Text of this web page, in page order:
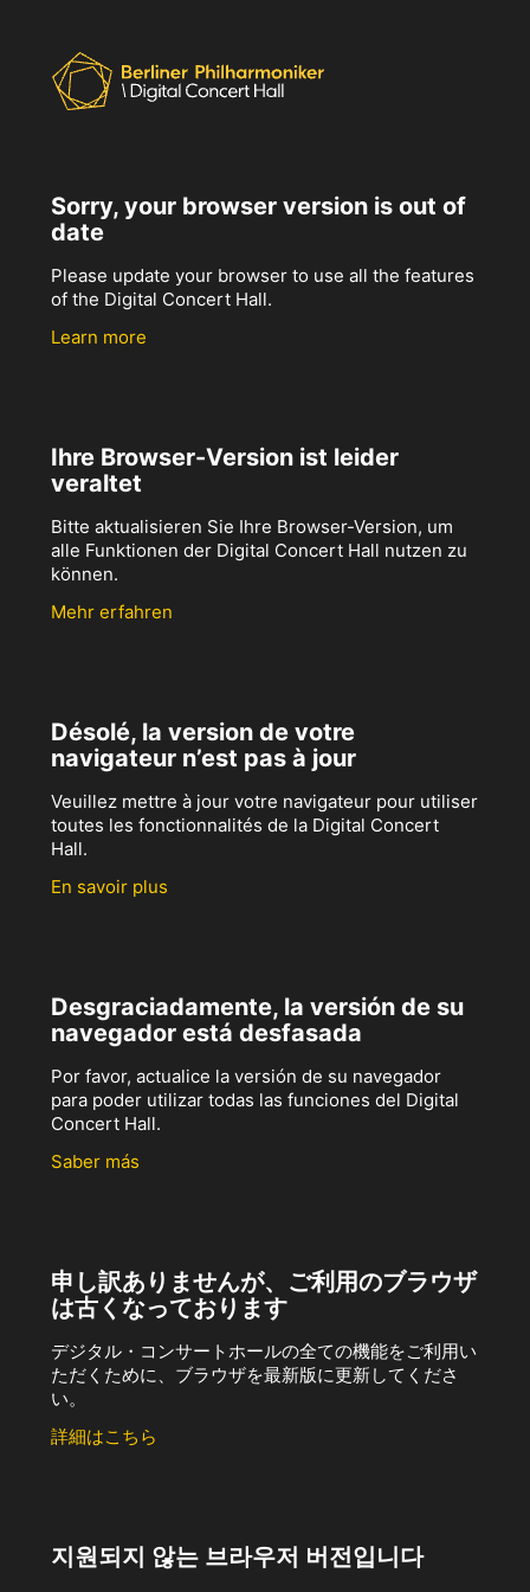
Sorry, your browser version is out of
date
Please update your browser to use all the features
of the Digital Concert Hall.
Learn more
Ihre Browser-Version ist leider
veraltet
Bitte aktualisieren Sie Ihre Browser-Version, um
alle Funktionen der Digital Concert Hall nutzen zu
können.
Mehr erfahren
Désolé, la version de votre
navigateur n’est pas à jour
Veuillez mettre à jour votre navigateur pour utiliser
toutes les fonctionnalités de la Digital Concert
Hall.
En savoir plus
Desgraciadamente, la versión de su
navegador está desfasada
Por favor, actualice la versión de su navegador
para poder utilizar todas las funciones del Digital
Concert Hall.
Saber más
申し訳ありませんが、ご利用のブラウザ
は古くなっております
デジタル・コンサートホールの全ての機能をご利用い
ただくために、ブラウザを最新版に更新してくださ
い。
詳細はこちら
지원되지 않는 브라우저 버전입니다